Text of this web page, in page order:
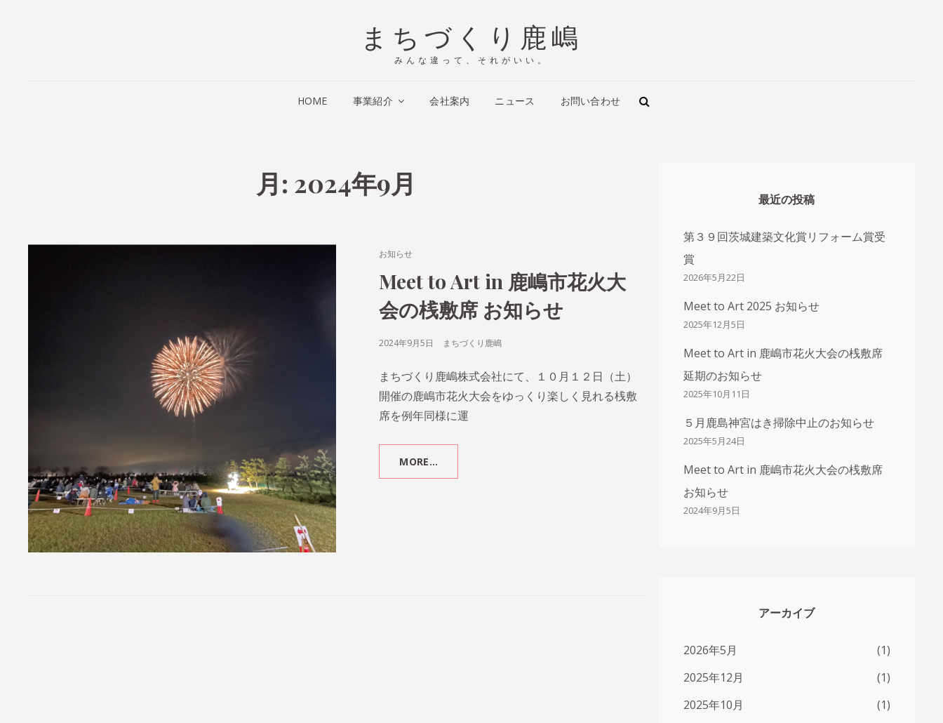
まちづくり鹿嶋
みんな違って、それがいい。
HOME 事業紹介 会社案内 ニュース お問い合わせ
月: 2024年9月
CAT
お知らせ
Meet to Art in 鹿嶋市花火大
会の桟敷席 お知らせ
POSTED
2024年9月5日 まちづくり鹿嶋
まちづくり鹿嶋株式会社にて、１０月１２日（土）
開催の鹿嶋市花火大会をゆっくり楽しく見れる桟敷
席を例年同様に運
MORE…
TO
最近の投稿
第３９回茨城建築文化賞リフォーム賞受
賞
2026年5月22日
Meet to Art 2025 お知らせ
2025年12月5日
Meet to Art in 鹿嶋市花火大会の桟敷席
延期のお知らせ
2025年10月11日
５月鹿島神宮はき掃除中止のお知らせ
2025年5月24日
Meet to Art in 鹿嶋市花火大会の桟敷席
お知らせ
2024年9月5日
アーカイブ
2026年5月
(1)
2025年12月
(1)
2025年10月
(1)